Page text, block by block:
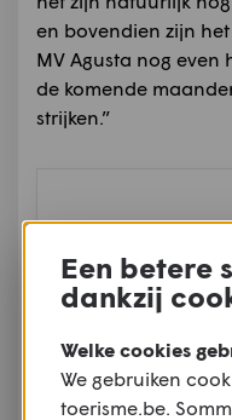
en bovendien zijn
MV Agusta nog even
de komende
strijken.”
Een betere
dankzij
Welke cookies
We gebruiken
toerisme.be.